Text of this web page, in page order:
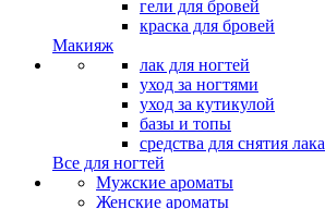
гели для бровей
краска для бровей
Макияж
лак для ногтей
уход за ногтями
уход за кутикулой
базы и топы
средства для снятия лака
Все для ногтей
Мужские ароматы
Женские ароматы